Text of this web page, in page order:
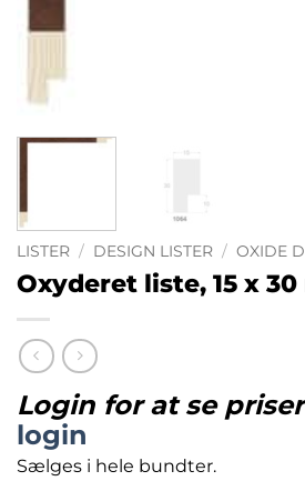
LISTER / DESIGN LISTER / OXIDE
Oxyderet liste, 15 x
Login for at se priser
login
Sælges i hele bundter.